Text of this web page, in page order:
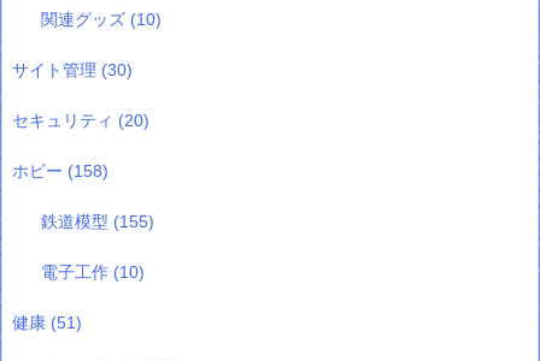
関連グッズ (10)
サイト管理 (30)
セキュリティ (20)
ホビー (158)
鉄道模型 (155)
電子工作 (10)
健康 (51)